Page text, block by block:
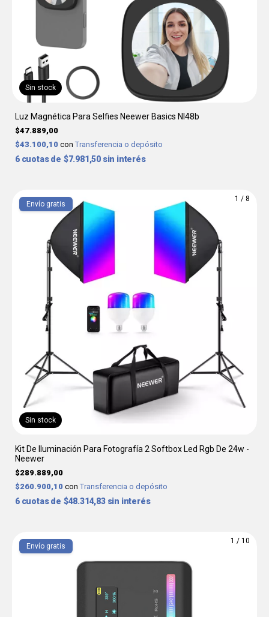
Sin stock
Luz Magnética Para Selfies Neewer Basics Nl48b
$47.889,00
$43.100,10 con Transferencia o depósito
6 $7.981,50 sin interés
1 / 8
Sin stock
Envío gratis
Kit De Iluminación Para Fotografía 2 Softbox Led Rgb De 24w -
Neewer
$289.889,00
$260.900,10 con Transferencia o depósito
6 $48.314,83 sin interés
1 / 10
Envío gratis